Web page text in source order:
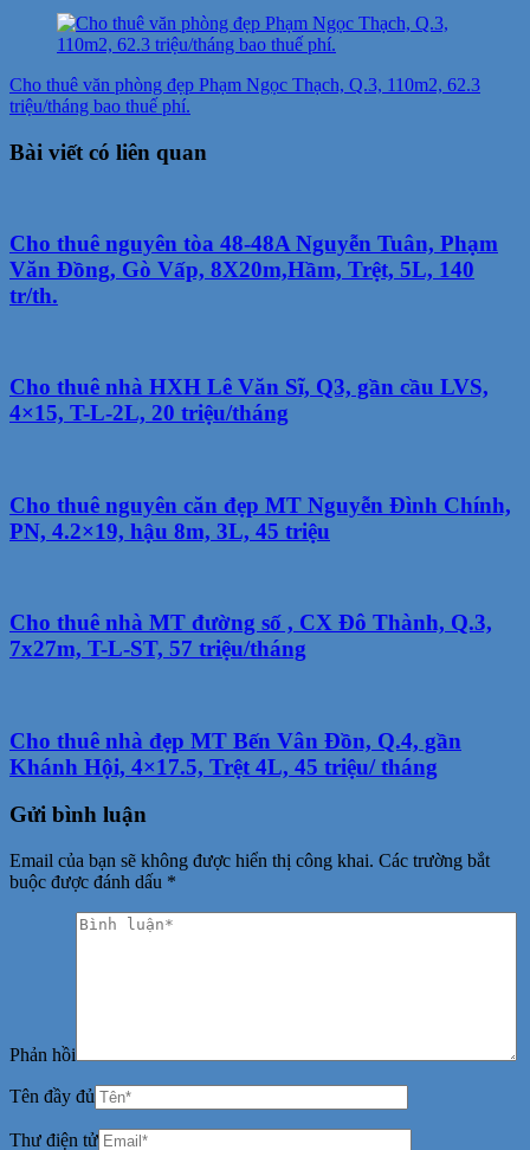
Cho thuê văn phòng đẹp Phạm Ngọc Thạch, Q.3, 110m2, 62.3
triệu/tháng bao thuế phí.
Bài viết có liên quan
Cho thuê nguyên tòa 48-48A Nguyễn Tuân, Phạm
Văn Đồng, Gò Vấp, 8X20m,Hầm, Trệt, 5L, 140
tr/th.
Cho thuê nhà HXH Lê Văn Sĩ, Q3, gần cầu LVS,
4×15, T-L-2L, 20 triệu/tháng
Cho thuê nguyên căn đẹp MT Nguyễn Đình Chính,
PN, 4.2×19, hậu 8m, 3L, 45 triệu
Cho thuê nhà MT đường số , CX Đô Thành, Q.3,
7x27m, T-L-ST, 57 triệu/tháng
Cho thuê nhà đẹp MT Bến Vân Đồn, Q.4, gần
Khánh Hội, 4×17.5, Trệt 4L, 45 triệu/ tháng
Gửi bình luận
Email của bạn sẽ không được hiển thị công khai. Các trường bắt
buộc được đánh dấu *
Phản hồi
Tên đầy đủ
Thư điện tử